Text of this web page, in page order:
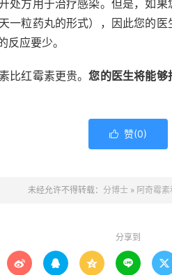
处方用于治疗感染。但是，如果
一粒药丸的形式），因此您的
反应要少。
比红霉素更贵。您的医生将能够
 赞(0)
未经允许不得转载： 分博士 » 阿奇霉
分享到
    